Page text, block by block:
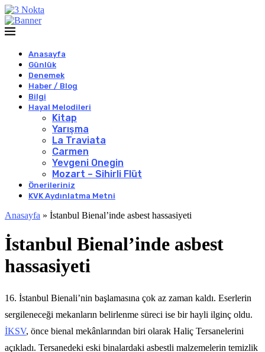
Anasayfa
Günlük
Denemek
Haber / Blog
Bilgi
Hayal Melodileri
Kitap
Yarışma
La Traviata
Carmen
Yevgeni Onegin
Mozart – Sihirli Flüt
Önerileriniz
KVK Aydınlatma Metni
Anasayfa » İstanbul Bienal’inde asbest hassasiyeti
İstanbul Bienal’inde asbest
hassasiyeti
16. İstanbul Bienali’nin başlamasına çok az zaman kaldı. Eserlerin
sergileneceği mekanların belirlenme süreci ise bir hayli ilginç oldu.
İKSV, önce bienal mekânlarından biri olarak Haliç Tersanelerini
açıkladı. Tersanedeki eski binalardaki asbestli malzemelerin temizlik